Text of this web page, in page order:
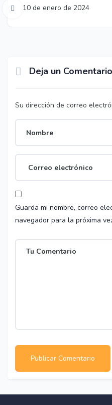
10 de enero de 2024
Deja un Comentario
Su dirección de correo
Guarda mi nombre, correo
navegador para la próxima